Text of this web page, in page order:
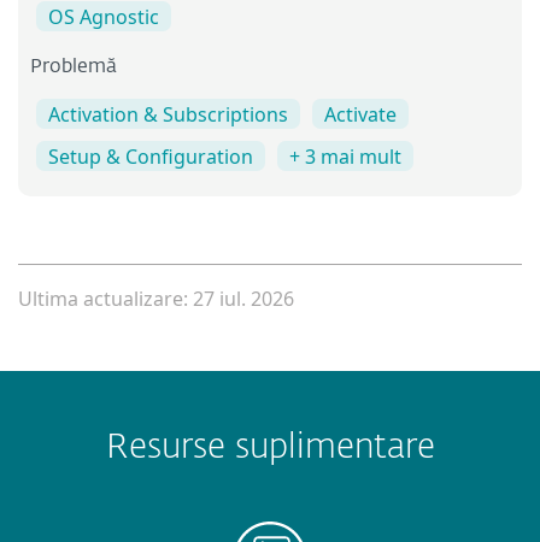
OS Agnostic
Problemă
Activation & Subscriptions
Activate
Setup & Configuration
+ 3 mai mult
Ultima actualizare: 27 iul. 2026
Resurse suplimentare